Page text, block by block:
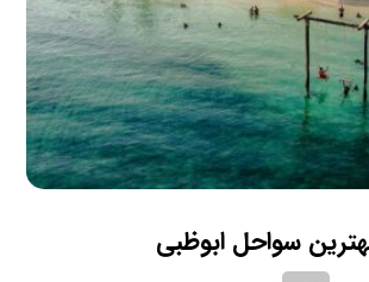
سواحل ابوظبی